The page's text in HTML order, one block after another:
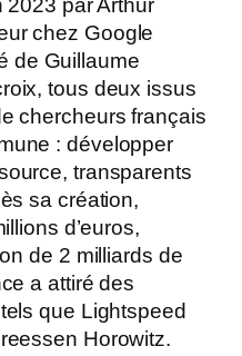
2023 par Arthur
chez Google
de Guillaume
tous deux issus
chercheurs français
: développer
transparents
sa création,
d’euros,
de 2 milliards de
a attiré des
que Lightspeed
Horowitz.